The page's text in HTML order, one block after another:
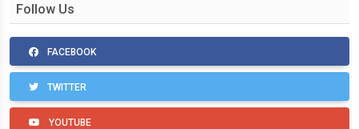
Follow Us
FACEBOOK
TWITTER
YOUTUBE